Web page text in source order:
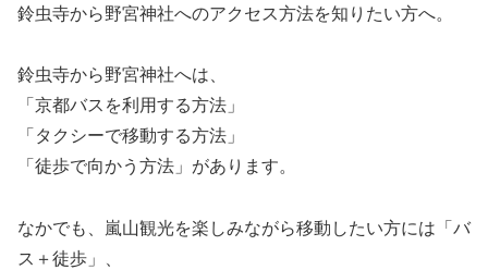
鈴虫寺から野宮神社へのアクセス方法を知りたい方へ。
鈴虫寺から野宮神社へは、
「京都バスを利用する方法」
「タクシーで移動する方法」
「徒歩で向かう方法」があります。
なかでも、嵐山観光を楽しみながら移動したい方には「バ
ス＋徒歩」、